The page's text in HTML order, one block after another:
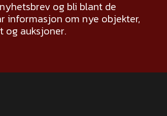
og bli blant de
informasjon om nye objekter,
og auksjoner.